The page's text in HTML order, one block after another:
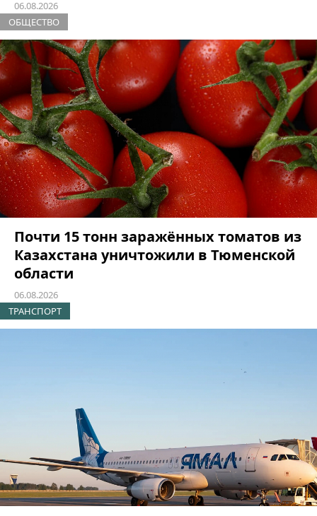
06.08.2026
ОБЩЕСТВО
Почти 15 тонн заражённых томатов из
Казахстана уничтожили в Тюменской
области
06.08.2026
ТРАНСПОРТ